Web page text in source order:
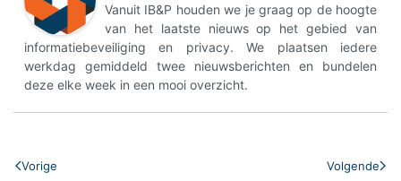
Vanuit IB&P houden we je graag op de hoogte
van het laatste nieuws op het gebied van
informatiebeveiliging en privacy. We plaatsen iedere
werkdag gemiddeld twee nieuwsberichten en bundelen
deze elke week in een mooi overzicht.
Vorige Volgende